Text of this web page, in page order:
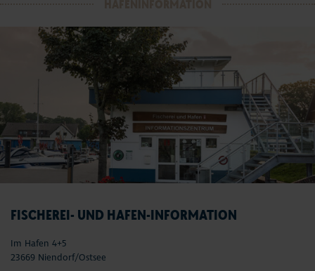
FISCHEREI- UND HAFEN-INFORMATION
Im Hafen 4+5
23669 Niendorf/Ostsee